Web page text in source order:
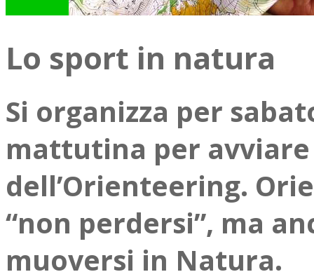
Lo sport in natura
Si organizza per
mattutina per
dell’Orienteering.
“non perdersi”, ma
muoversi in Natura.